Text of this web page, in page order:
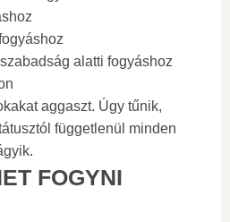
alatti fogyáshoz
aggaszt. Úgy tűnik,
függetlenül minden
FOGYNI